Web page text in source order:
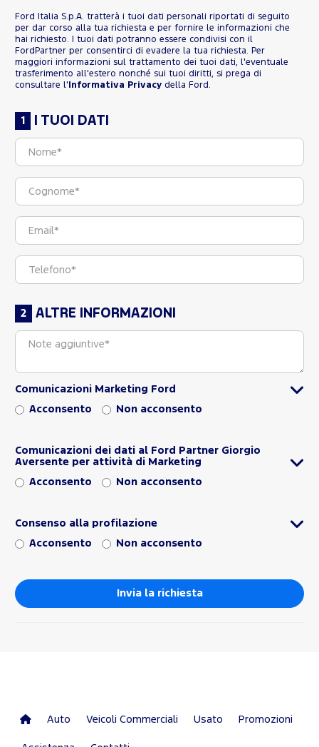
Ford Italia S.p.A. tratterà i tuoi dati personali riportati di seguito
per dar corso alla tua richiesta e per fornire le informazioni che
hai richiesto. I tuoi dati potranno essere condivisi con il
FordPartner per consentirci di evadere la tua richiesta. Per
maggiori informazioni sul trattamento dei tuoi dati, l'eventuale
trasferimento all'estero nonché sui tuoi diritti, si prega di
consultare l' Informativa Privacy della Ford.
I TUOI DATI
ALTRE INFORMAZIONI
Comunicazioni Marketing Ford
Acconsento Non acconsento
Comunicazioni dei dati al Ford Partner Giorgio
Aversente per attività di Marketing
Acconsento Non acconsento
Consenso alla profilazione
Acconsento Non acconsento
Auto Veicoli Commerciali Usato Promozioni